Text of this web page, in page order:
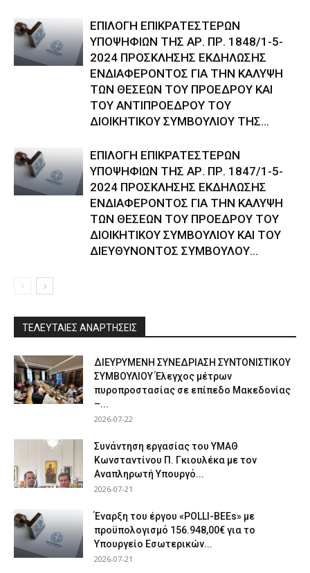
ΕΠΙΛΟΓΗ ΕΠΙΚΡΑΤΕΣΤΕΡΩΝ
ΥΠΟΨΗΦΙΩΝ ΤΗΣ ΑΡ. ΠΡ. 1848/1-5-
2024 ΠΡΟΣΚΛΗΣΗΣ ΕΚΔΗΛΩΣΗΣ
ΕΝΔΙΑΦΕΡΟΝΤΟΣ ΓΙΑ ΤΗΝ ΚΑΛΥΨΗ
ΤΩΝ ΘΕΣΕΩΝ ΤΟΥ ΠΡΟΕΔΡΟΥ ΚΑΙ
ΤΟΥ ΑΝΤΙΠΡΟΕΔΡΟΥ ΤΟΥ
ΔΙΟΙΚΗΤΙΚΟΥ ΣΥΜΒΟΥΛΙΟΥ ΤΗΣ...
ΕΠΙΛΟΓΗ ΕΠΙΚΡΑΤΕΣΤΕΡΩΝ
ΥΠΟΨΗΦΙΩΝ ΤΗΣ ΑΡ. ΠΡ. 1847/1-5-
2024 ΠΡΟΣΚΛΗΣΗΣ ΕΚΔΗΛΩΣΗΣ
ΕΝΔΙΑΦΕΡΟΝΤΟΣ ΓΙΑ ΤΗΝ ΚΑΛΥΨΗ
ΤΩΝ ΘΕΣΕΩΝ ΤΟΥ ΠΡΟΕΔΡΟΥ ΤΟΥ
ΔΙΟΙΚΗΤΙΚΟΥ ΣΥΜΒΟΥΛΙΟΥ ΚΑΙ ΤΟΥ
ΔΙΕΥΘΥΝΟΝΤΟΣ ΣΥΜΒΟΥΛΟΥ...
ΤΕΛΕΥΤΑΙΕΣ ΑΝΑΡΤΗΣΕΙΣ
ΔΙΕΥΡΥΜΕΝΗ ΣΥΝΕΔΡΙΑΣΗ ΣΥΝΤΟΝΙΣΤΙΚΟΥ
ΣΥΜΒΟΥΛΙΟΥ Έλεγχος μέτρων
πυροπροστασίας σε επίπεδο Μακεδονίας
–...
2026-07-22
Συνάντηση εργασίας του ΥΜΑΘ
Κωνσταντίνου Π. Γκιουλέκα με τον
Αναπληρωτή Υπουργό...
2026-07-21
Έναρξη του έργου «POLLI-BEEs» με
προϋπολογισμό 156.948,00€ για το
Υπουργείο Εσωτερικών...
2026-07-21